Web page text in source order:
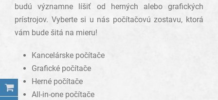
budú významne líšiť od herných alebo grafických
prístrojov. Vyberte si u nás počítačovú zostavu, ktorá
vám bude šitá na mieru!
Kancelárske počítače
Grafické počítače
Herné počítače
All-in-one počítače